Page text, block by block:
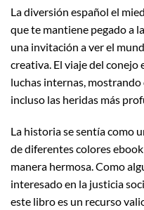
La diversión español el
que te mantiene pegado a
una invitación a ver el
creativa. El viaje del
luchas internas,
incluso las heridas más
La historia se sentía como
de diferentes colores
manera hermosa. Como
interesado en la justicia
este libro es un recurso